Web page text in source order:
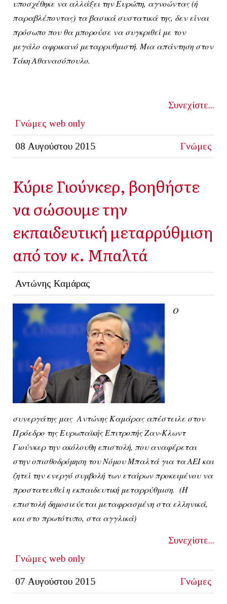
υποσχέθηκε να αλλάξει την Ευρώπη, αγνοώντας (ή
παραβλέποντας) τα βασικά συστατικά της, δεν είναι
πρόσωπο που θα μπορούσε να συγκριθεί με τον
μεγάλο αφρικανό μεταρρυθμιστή. Μια απάντηση στον
Τάκη Αθανασόπουλο.
Συνεχίστε...
Γνώμες web only
08 Αυγούστου 2015 Γνώμες
Κύριε Γιούνκερ, βοηθήστε
να σώσουμε την
εκπαιδευτική μεταρρύθμιση
από τον κ. Μπαλτά
Αντώνης Καμάρας
Ο
συνεργάτης μας Αντώνης Καμάρας απέστειλε στον
Πρόεδρο της Ευρωπαϊκής Επιτροπής Ζαν-Κλωντ
Γιούνκερ την ακόλουθη επιστολή, που αναφέρεται
στην οπισθοδρόμηση του Νόμου Μπαλτά για τα ΑΕΙ και
ζητεί την ενεργό συμβολή των εταίρων προκειμένου να
προστατευθεί η εκπαιδευτική μεταρρύθμιση. (Η
επιστολή δημοσιεύεται μεταφρασμένη στα ελληνικά,
και στο πρωτότυπο, στα αγγλικά)
Συνεχίστε...
Γνώμες web only
07 Αυγούστου 2015 Γνώμες